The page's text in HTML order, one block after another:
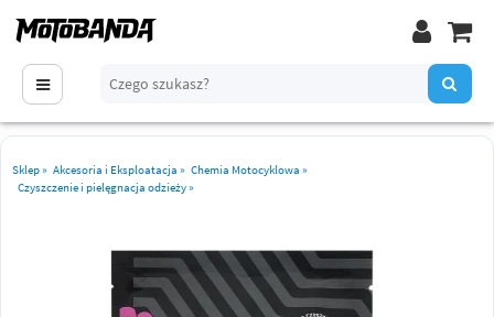
Sklep» Akcesoria i Eksploatacja » Chemia Motocyklowa »
Czyszczenie i pielęgnacja odzieży»